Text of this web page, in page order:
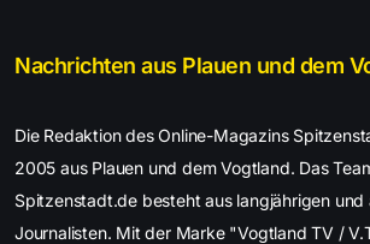
Nachrichten aus Plauen und dem
Die Redaktion des Online-Magazins
2005 aus Plauen und dem Vogtland. Das
Spitzenstadt.de besteht aus langjährigen
Journalisten. Mit der Marke "Vogtland TV /